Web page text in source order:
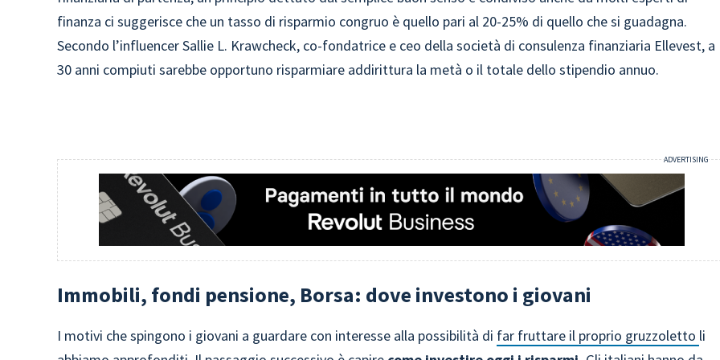
finanza ci suggerisce che un tasso di risparmio congruo è quello pari al 20-25% di quello che si guadagna.
Secondo l’influencer Sallie L. Krawcheck, co-fondatrice e ceo della società di consulenza finanziaria Ellevest, a
30 anni compiuti sarebbe opportuno risparmiare addirittura la metà o il totale dello stipendio annuo.
Immobili, fondi pensione, Borsa: dove investono i giovani
I motivi che spingono i giovani a guardare con interesse alla possibilità di far fruttare il proprio gruzzoletto li